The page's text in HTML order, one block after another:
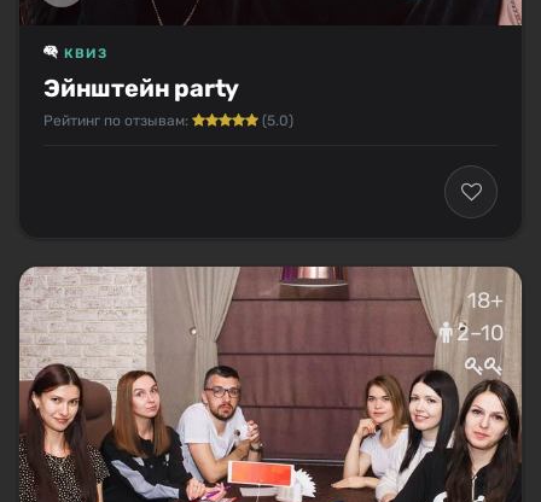
Эйнштейн party
КВИЗ
Рейтинг по отзывам: (5.0)
18+
2–10